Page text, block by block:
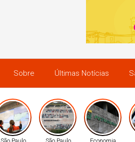
Sobre Últimas Notícias